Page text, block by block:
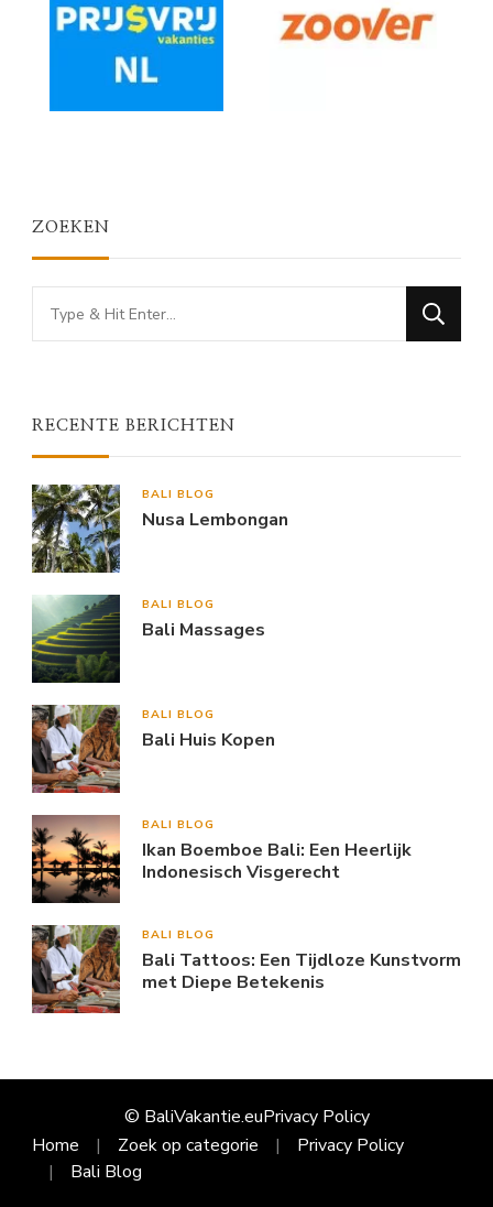
ZOEKEN
Looking
for
RECENTE BERICHTEN
BALI BLOG
Nusa Lembongan
BALI BLOG
Bali Massages
BALI BLOG
Bali Huis Kopen
BALI BLOG
Ikan Boemboe Bali: Een Heerlijk
Indonesisch Visgerecht
BALI BLOG
Bali Tattoos: Een Tijdloze Kunstvorm
met Diepe Betekenis
© BaliVakantie.euPrivacy Policy
Home
Zoek op categorie
Privacy Policy
Bali Blog